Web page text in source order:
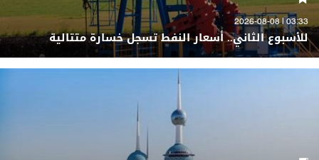
03:33 | 2026-08-08
للأسبوع الثاني.. أسعار النفط تسجل خسارة متتالية